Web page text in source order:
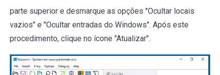
parte superior e desmarque as opções "Ocultar locais
vazios" e "Ocultar entradas do Windows". Após este
procedimento, clique no ícone "Atualizar".